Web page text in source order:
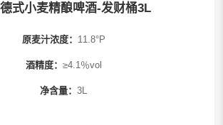
式小麦精酿啤酒-发财桶3L
原麦汁浓度： 11.8°P
酒精度： ≥4.1％vol
净含量： 3L